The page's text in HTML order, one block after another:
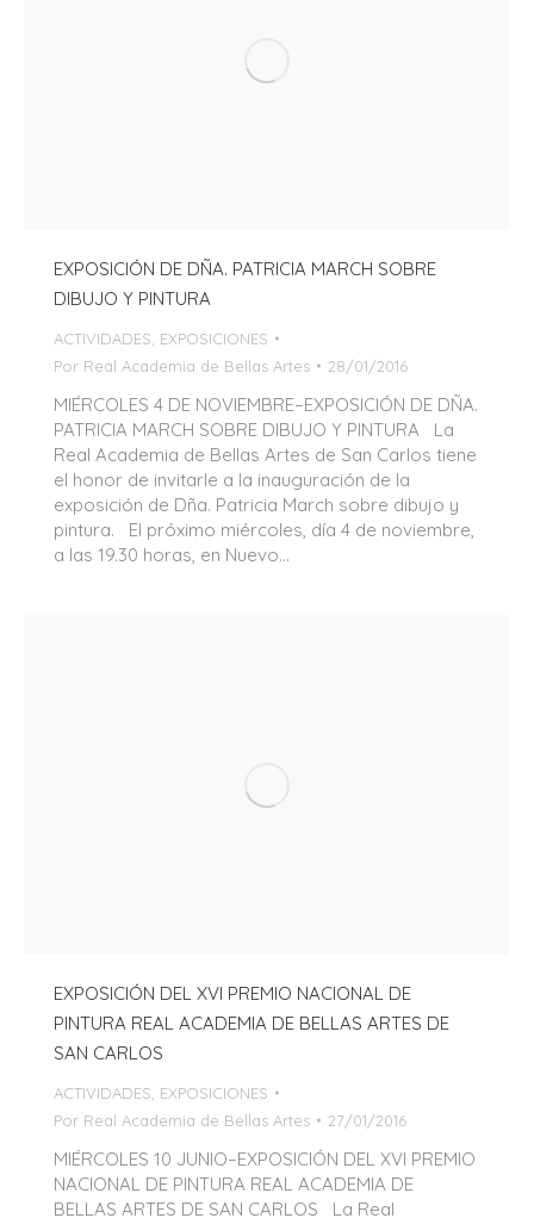
EXPOSICIÓN DE DÑA. PATRICIA MARCH SOBRE
DIBUJO Y PINTURA
ACTIVIDADES EXPOSICIONES
Por Real Academia de Bellas Artes 28/01/2016
MIÉRCOLES 4 DE NOVIEMBRE–EXPOSICIÓN DE DÑA.
PATRICIA MARCH SOBRE DIBUJO Y PINTURA La
Real Academia de Bellas Artes de San Carlos tiene
el honor de invitarle a la inauguración de la
exposición de Dña. Patricia March sobre dibujo y
pintura. El próximo miércoles, día 4 de noviembre,
a las 19.30 horas, en Nuevo…
EXPOSICIÓN DEL XVI PREMIO NACIONAL DE
PINTURA REAL ACADEMIA DE BELLAS ARTES DE
SAN CARLOS
ACTIVIDADES EXPOSICIONES
Por Real Academia de Bellas Artes 27/01/2016
MIÉRCOLES 10 JUNIO–EXPOSICIÓN DEL XVI PREMIO
NACIONAL DE PINTURA REAL ACADEMIA DE
BELLAS ARTES DE SAN CARLOS La Real